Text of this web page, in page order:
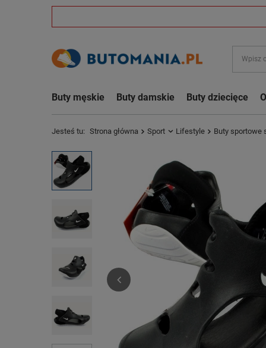
Buty męskie Buty damskie Buty dziecięce
Jesteś tu: Strona główna Sport Lifestyle Buty sportowe